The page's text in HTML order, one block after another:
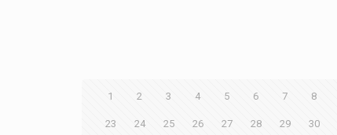
1 2 3 4 5 6 7 8
23 24 25 26 27 28 29 30